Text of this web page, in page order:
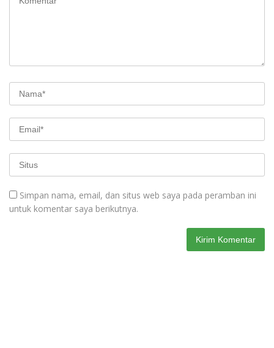
Simpan nama, email, dan situs web saya pada peramban ini
untuk komentar saya berikutnya.